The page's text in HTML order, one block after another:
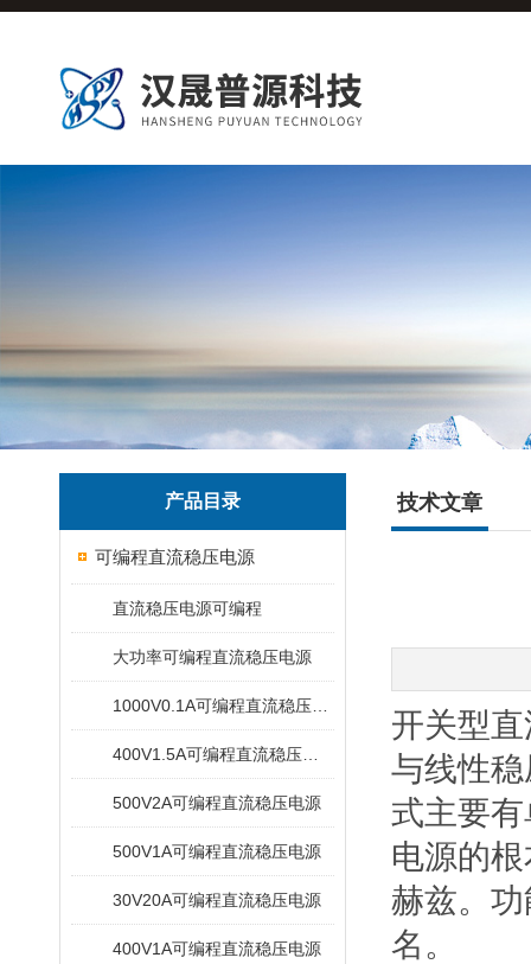
产品目录
可编程直流稳压电源
直流稳压电源可编程
大功率可编程直流稳压电源
500V2A可编程直流稳压电源
500V1A可编程直流稳压电源
30V20A可编程直流稳压电源
400V1A可编程直流稳压电源
技术文章
开关型
与线性
式主要
电源的
赫兹。
名。